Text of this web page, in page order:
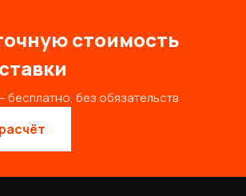
стоимость
бесплатно, без обязательств